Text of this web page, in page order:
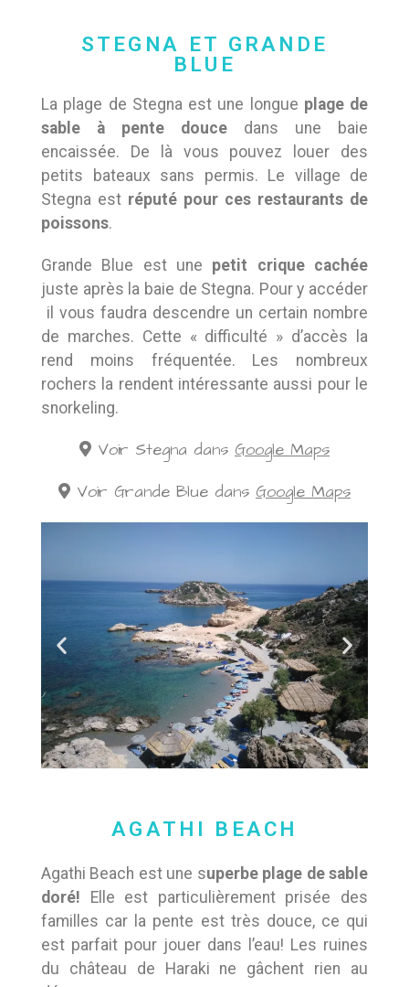
STEGNA ET GRANDE
BLUE
La plage de Stegna est une longue plage de
sable à pente douce dans une baie
encaissée. De là vous pouvez louer des
petits bateaux sans permis. Le village de
Stegna est réputé pour ces restaurants de
poissons.
Grande Blue est une petit crique cachée
juste après la baie de Stegna. Pour y accéder
il vous faudra descendre un certain nombre
de marches. Cette « difficulté » d’accès la
rend moins fréquentée. Les nombreux
rochers la rendent intéressante aussi pour le
snorkeling.
Voir Stegna dans Google Maps
Voir Grande Blue dans Google Maps
AGATHI BEACH
Agathi Beach est une superbe plage de sable
doré! Elle est particulièrement prisée des
familles car la pente est très douce, ce qui
est parfait pour jouer dans l’eau! Les ruines
du château de Haraki ne gâchent rien au